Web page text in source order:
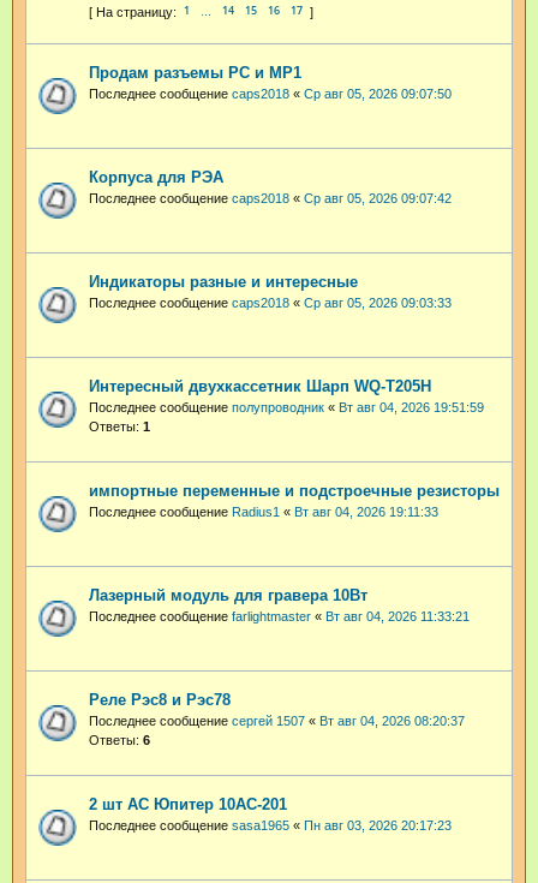
1 14 15 16 17
Продам разъемы РС и МР1
Последнее сообщение caps2018 « Ср авг 05, 2026 09:07:50
Корпуса для РЭА
Последнее сообщение caps2018 « Ср авг 05, 2026 09:07:42
Индикаторы разные и интересные
Последнее сообщение caps2018 « Ср авг 05, 2026 09:03:33
Интересный двухкассетник Шарп WQ-T205H
Последнее сообщение полупроводник « Вт авг 04, 2026 19:51:59
Ответы: 1
импортные переменные и подстроечные резисторы
Последнее сообщение Radius1 « Вт авг 04, 2026 19:11:33
Лазерный модуль для гравера 10Вт
Последнее сообщение farlightmaster « Вт авг 04, 2026 11:33:21
Реле Рэс8 и Рэс78
Последнее сообщение сергей 1507 « Вт авг 04, 2026 08:20:37
Ответы: 6
2 шт АС Юпитер 10АС-201
Последнее сообщение sasa1965 « Пн авг 03, 2026 20:17:23